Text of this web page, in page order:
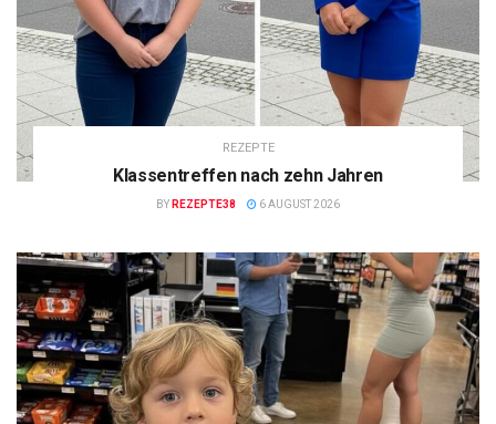
REZEPTE
Klassentreffen nach zehn Jahren
BY REZEPTE38 6 AUGUST 2026